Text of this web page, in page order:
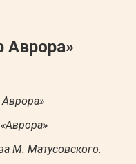
Аврора»
М. Матусовского.